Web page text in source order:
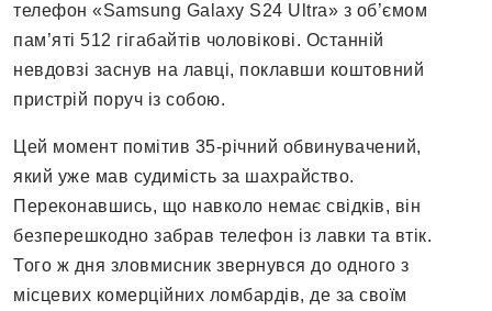
телефон «Samsung Galaxy S24 Ultra» з об’ємом
пам’яті 512 гігабайтів чоловікові. Останній
невдовзі заснув на лавці, поклавши коштовний
пристрій поруч із собою.
Цей момент помітив 35-річний обвинувачений,
який уже мав судимість за шахрайство.
Переконавшись, що навколо немає свідків, він
безперешкодно забрав телефон із лавки та втік.
Того ж дня зловмисник звернувся до одного з
місцевих комерційних ломбардів, де за своїм